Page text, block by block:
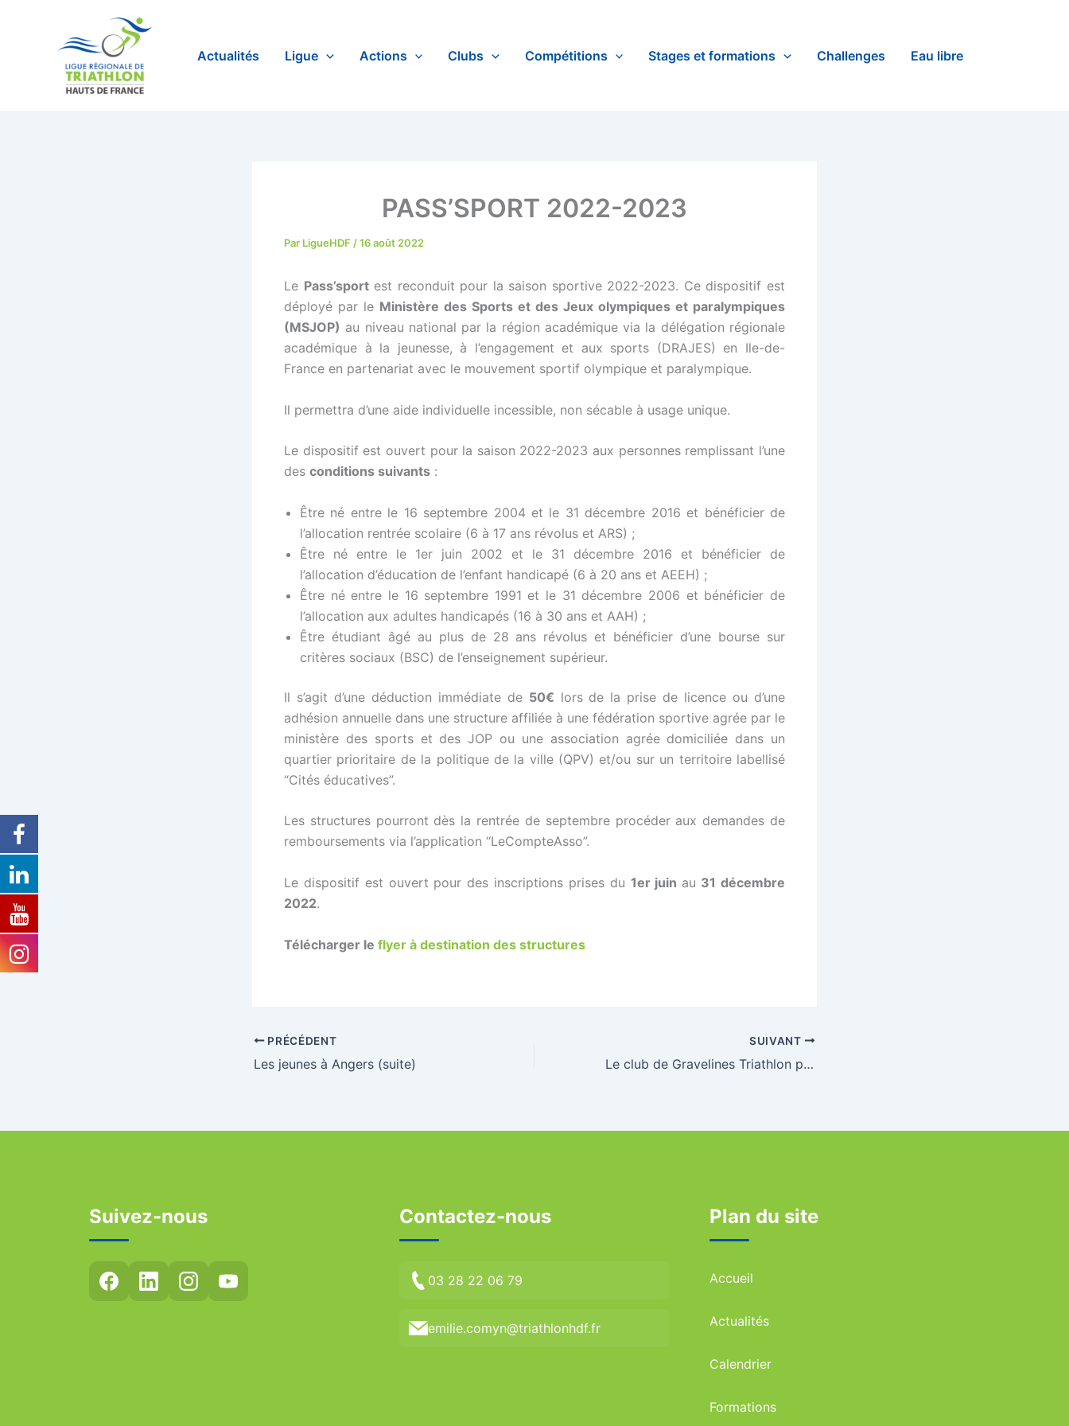
Actualités Ligue Actions Clubs Compétitions Stages et formations Challenges Eau libre
PASS’SPORT 2022-2023
Par LigueHDF /16 août 2022
Le Pass’sportest reconduit pour la saison sportive 2022-2023. Ce dispositif est
déployé par le Ministère des Sports et des Jeux olympiques et paralympiques
(MSJOP) au niveau national par la région académique via la délégation régionale
académique à la jeunesse, à l’engagement et aux sports (DRAJES) en Ile-de-
France en partenariat avec le mouvement sportif olympique et paralympique.
Il permettra d’une aide individuelle incessible, non sécable à usage unique.
Le dispositif est ouvert pour la saison 2022-2023 aux personnes remplissant l’une
des conditions suivants :
Être né entre le 16 septembre 2004 et le 31 décembre 2016 et bénéficier de
l’allocation rentrée scolaire (6 à 17 ans révolus et ARS) ;
Être né entre le 1er juin 2002 et le 31 décembre 2016 et bénéficier de
l’allocation d’éducation de l’enfant handicapé (6 à 20 ans et AEEH) ;
Être né entre le 16 septembre 1991 et le 31 décembre 2006 et bénéficier de
l’allocation aux adultes handicapés (16 à 30 ans et AAH) ;
Être étudiant âgé au plus de 28 ans révolus et bénéficier d’une bourse sur
critères sociaux (BSC) de l’enseignement supérieur.
Il s’agit d’une déduction immédiate de 50€ lors de la prise de licence ou d’une
adhésion annuelle dans une structure affiliée à une fédération sportive agrée par le
ministère des sports et des JOP ou une association agrée domiciliée dans un
quartier prioritaire de la politique de la ville (QPV) et/ou sur un territoire labellisé
“Cités éducatives”.
Les structures pourront dès la rentrée de septembre procéder aux demandes de
remboursements via l’application “LeCompteAsso”.
Le dispositif est ouvert pour des inscriptions prises du 1er juin au 31 décembre
2022.
Télécharger le flyer à destination des structures
PRÉCÉDENT
Les jeunes à Angers (suite)
SUIVANT
Le club de Gravelines Triathlon propose un contrat de formation en alternance pour un DEJEPS Triathlon
Suivez-nous Contactez-nous
03 28 22 06 79
emilie.comyn@triathlonhdf.fr
Plan du site
Accueil
Actualités
Calendrier
Formations